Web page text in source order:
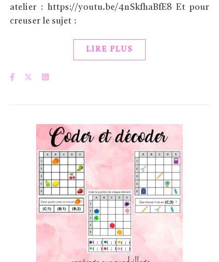
atelier : https://youtu.be/4nSkfhaBfE8 Et pour
creuser le sujet :
LIRE PLUS